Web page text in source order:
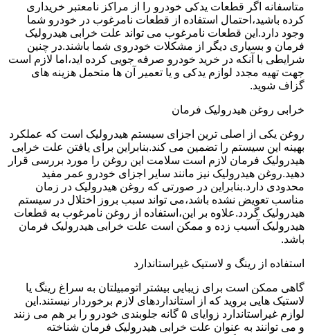
متاسفانه اگر قطعات یدکی خودرو را از مراکز نامعتبر خریداری
کرده باشید،احتمال استفاده از قطعات نامرغوب در خودرو شما
وجود دارد.این قطعات نامرغوب می تواند علت خرابی هیدرولیک
فرمان و بسیاری دیگر از مشکلات خودروی شما باشند.در چنین
شرایطی با آنکه در خرید خودرو صرفه جویی کرده اید،اما لازم است
جهت تهیه مجدد لوازم یدکی و یا تعمیر آن ها متحمل هزینه های
گزاف شوید.
خرابی روغن هیدرولیک فرمان
روغن یکی از اصلی ترین اجزای سیستم هیدرولیک است که عملکرد
بهینه این سیستم را تضمین می کند.بنابراین برای یافتن علت خرابی
هیدرولیک فرمان لازم است سلامت این روغن را مورد بررسی قرار
دهید.روغن هیدرولیک نیز مانند سایر اجزای خودرو عمر مفید
محدودی دارد.بنابراین در صورتی که روغن هیدرولیک در زمان
مناسب تعویض نشده باشد،می تواند سبب بروز اختلال در سیستم
هیدرولیک گردد.علاوه بر این،استفاده از روغن نامرغوب به قطعات
هیدرولیک آسیب زده و ممکن است علت خرابی هیدرولیک فرمان
باشد.
استفاده از رینگ و لاستیک غیراستاندارد
گاهی ممکن است برای زیبایی بیشتر اتومبیلتان به سراغ رینگ یا
لاستیک هایی بروید که از استانداردهای لازم برخوردار نیستند.این
لوازم غیراستاندارد زوایای ۵ گانه جلوبندی خودرو را بر هم می زنند
و می توانند به عنوان علت خرابی هیدرولیک فرمان شناخته